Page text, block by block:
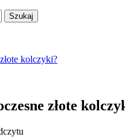
kolczyki?
złote